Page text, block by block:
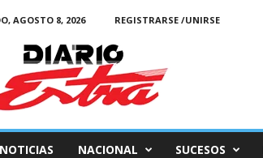
AGOSTO 8, 2026
REGISTRARSE /UNIRSE
NOTICIAS NACIONAL SUCESOS